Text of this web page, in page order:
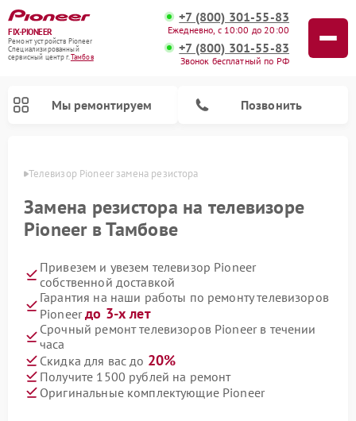
FIX-PIONEER
Ремонт устройств Pioneer
Специализированный
cервисный центр г.Тамбов
+7 (800) 301-55-83
Ежедневно, с 10:00 до 20:00
+7 (800) 301-55-83
Звонок бесплатный по РФ
Мы ремонтируем Позвонить
Телевизор Pioneer замена резистора
Замена резистора на телевизоре
Pioneer в Тамбове
Привезем и увезем телевизор Pioneer
собственной доставкой
Гарантия на наши работы по ремонту телевизоров
Pioneerдо 3-х лет
Срочный ремонт телевизоров Pioneer в течении
часа
Скидка для вас до 20%
Получите 1500 рублей на ремонт
Оригинальные комплектующие Pioneer